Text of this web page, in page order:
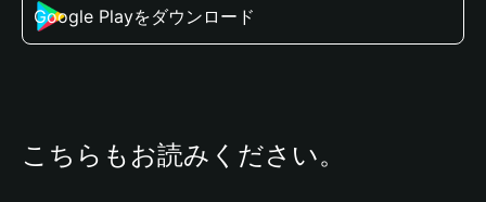
Google Playをダウンロード
こちらもお読みください。